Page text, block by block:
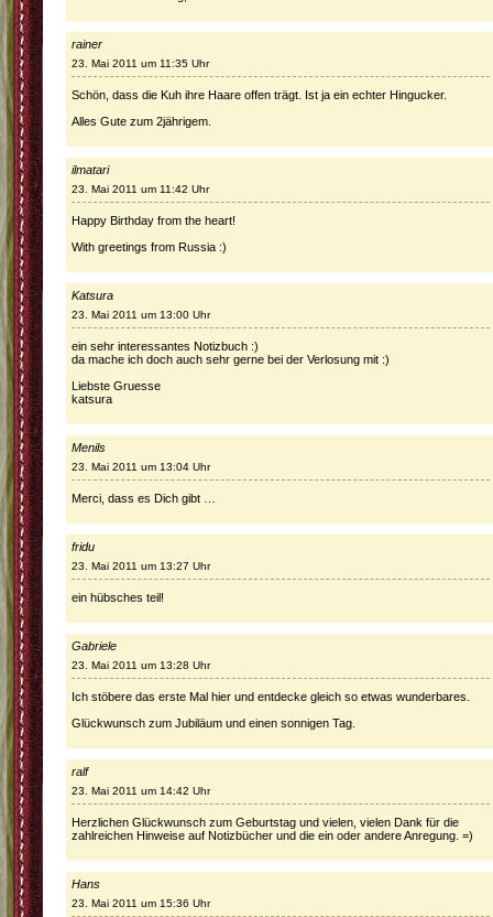
rainer
23. Mai 2011 um 11:35 Uhr
Schön, dass die Kuh ihre Haare offen trägt. Ist ja ein echter Hingucker.
Alles Gute zum 2jährigem.
ilmatari
23. Mai 2011 um 11:42 Uhr
Happy Birthday from the heart!
With greetings from Russia :)
Katsura
23. Mai 2011 um 13:00 Uhr
ein sehr interessantes Notizbuch :)
da mache ich doch auch sehr gerne bei der Verlosung mit :)
Liebste Gruesse
katsura
Menils
23. Mai 2011 um 13:04 Uhr
Merci, dass es Dich gibt …
fridu
23. Mai 2011 um 13:27 Uhr
ein hübsches teil!
Gabriele
23. Mai 2011 um 13:28 Uhr
Ich stöbere das erste Mal hier und entdecke gleich so etwas wunderbares.
Glückwunsch zum Jubiläum und einen sonnigen Tag.
ralf
23. Mai 2011 um 14:42 Uhr
Herzlichen Glückwunsch zum Geburtstag und vielen, vielen Dank für die
zahlreichen Hinweise auf Notizbücher und die ein oder andere Anregung. =)
Hans
23. Mai 2011 um 15:36 Uhr